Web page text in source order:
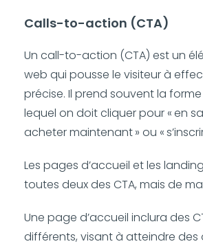
Calls-to-action (CTA)
Un call-to-action (CTA) est un
web qui pousse le visiteur à
précise. Il prend souvent la
lequel on doit cliquer pour « en
acheter maintenant » ou «
Les pages d’accueil et les
toutes deux des CTA, mais de
Une page d’accueil inclura des
différents, visant à atteindre des